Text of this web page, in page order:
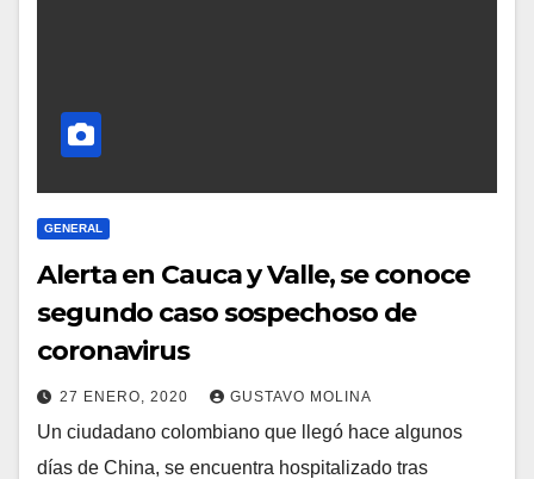
GENERAL
Alerta en Cauca y Valle, se conoce
segundo caso sospechoso de
coronavirus
27 ENERO, 2020 GUSTAVO MOLINA
Un ciudadano colombiano que llegó hace algunos
días de China, se encuentra hospitalizado tras